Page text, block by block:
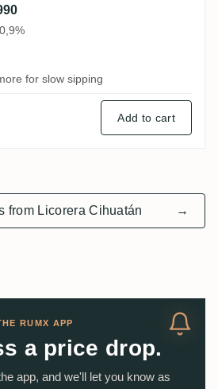
for slow sipping
Add to cart
from Licorera Cihuatán →
RUMX APP
a price drop.
app, and we'll let you know as